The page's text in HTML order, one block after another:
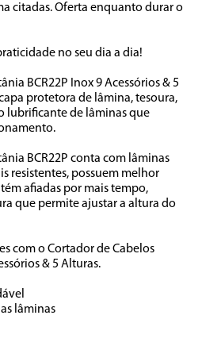
citadas. Oferta enquanto durar o
no seu dia a dia!
BCR22P Inox 9 Acessórios & 5
protetora de lâmina, tesoura,
lubrificante de lâminas que
BCR22P conta com lâminas
resistentes, possuem melhor
afiadas por mais tempo,
que permite ajustar a altura do
com o Cortador de Cabelos
& 5 Alturas.